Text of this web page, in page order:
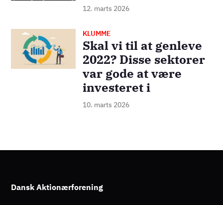
12. marts 2026
Billede KLUMME
Skal vi til at genleve
2022? Disse sektorer
var gode at være
investeret i
10. marts 2026
Dansk Aktionærforening